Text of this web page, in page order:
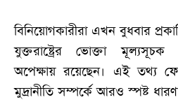
বিনিয়োগকারীরা এখন বুধবার
যুক্তরাষ্ট্রের ভোক্তা মূল্যসূচক
অপেক্ষায় রয়েছেন। এই তথ্য
মুদ্রানীতি সম্পর্কে আরও স্পষ্ট